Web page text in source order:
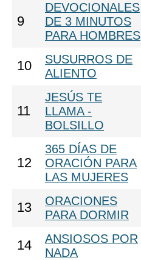
9
DEVOCIONALES
DE 3 MINUTOS
PARA HOMBRES
10
SUSURROS DE
ALIENTO
11
JESÚS TE
LLAMA -
BOLSILLO
12
365 DÍAS DE
ORACIÓN PARA
LAS MUJERES
13
ORACIONES
PARA DORMIR
14
ANSIOSOS POR
NADA